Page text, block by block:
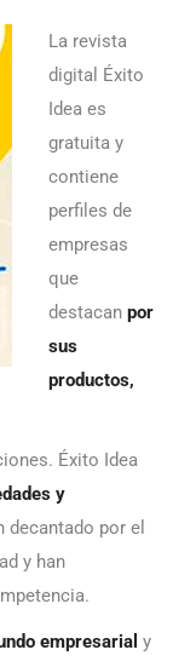
La revista
digital Éxito
Idea es
gratuita y
contiene
perfiles de
empresas
que
destacan por
sus
productos,
Éxito Idea
y
decantado por el
y han
empresarial y